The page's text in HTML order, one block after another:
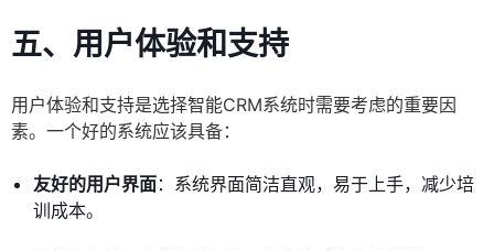
五、用户体验和支持
用户体验和支持是选择智能CRM系统时需要考虑的重要因
素。一个好的系统应该具备：
友好的用户界面：系统界面简洁直观，易于上手，减少培
训成本。